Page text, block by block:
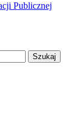
Publicznej
Szukaj